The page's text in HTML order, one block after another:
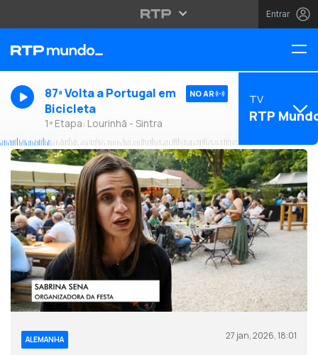
Entrar
87ª Volta a Portugal em
Bicicleta
1ª Etapa: Lourinhã - Sintra
NO AR TV
RTP
ALEMANHA 27 jan, 2026, 18:01